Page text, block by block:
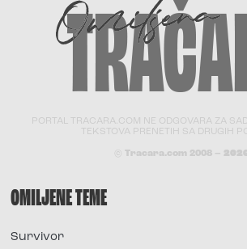
PORTAL TRACARA.COM NE ODGOVARA ZA
TEKSTOVA PRENETIH SA DRUGIH
© Tracara.com 2008 – 2026
OMILJENE TEME
Survivor